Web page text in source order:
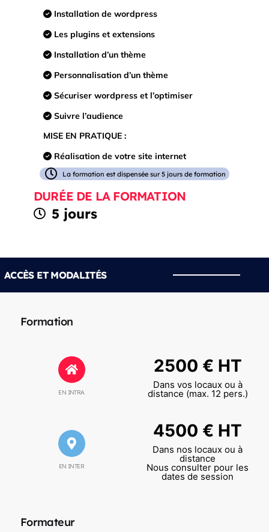
Installation de wordpress
Les plugins et extensions
Installation d’un thème
Personnalisation d’un thème
Sécuriser wordpress et l’optimiser
Suivre l’audience
MISE EN PRATIQUE :
Réalisation de votre site internet
La formation est dispensée sur 5 jours de formation
DURÉE DE LA FORMATION
5 jours
ACCÈS ET MODALITÉS
Formation
EN INTRA
2500 € HT
Dans vos locaux ou à
distance (max. 12 pers.)
EN INTER
4500 € HT
Dans nos locaux ou à
distance
Nous consulter pour les
dates de session
Formateur